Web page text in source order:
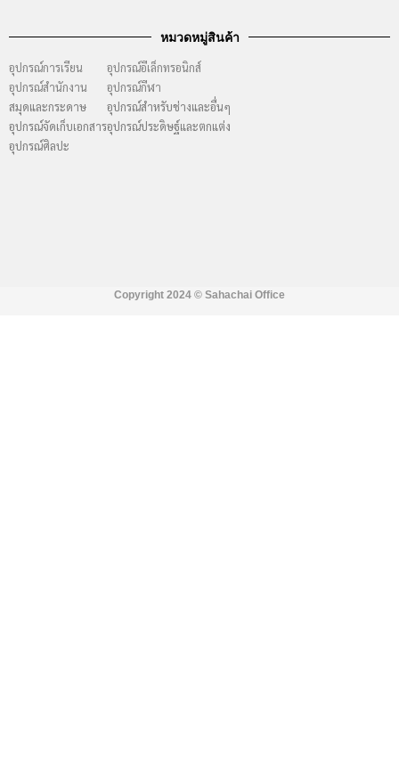
หมวดหมู่สินค้า
อุปกรณ์การเรียน
อุปกรณ์สำนักงาน
สมุดและกระดาษ
อุปกรณ์จัดเก็บเอกสาร
อุปกรณ์ศิลปะ
อุปกรณ์อีเล็กทรอนิกส์
อุปกรณ์กีฬา
อุปกรณ์สำหรับช่างและอื่นๆ
อุปกรณ์ประดิษฐ์และตกแต่ง
Copyright 2024 © Sahachai Office